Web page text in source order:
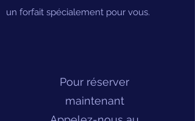
un forfait spécialement pour vous.
Pour réserver
maintenant